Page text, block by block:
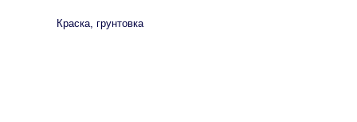
Краска, грунтовка